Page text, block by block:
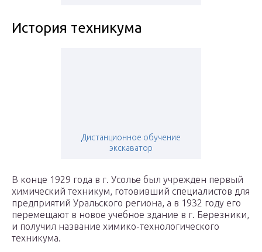
История техникума
Дистанционное обучение
экскаватор
В конце 1929 года в г. Усолье был учрежден первый
химический техникум, готовивший специалистов для
предприятий Уральского региона, а в 1932 году его
перемещают в новое учебное здание в г. Березники,
и получил название химико-технологического
техникума.